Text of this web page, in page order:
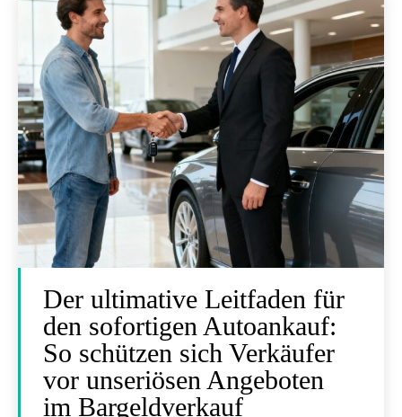
Der ultimative Leitfaden für
den sofortigen Autoankauf:
So schützen sich Verkäufer
vor unseriösen Angeboten
im Bargeldverkauf